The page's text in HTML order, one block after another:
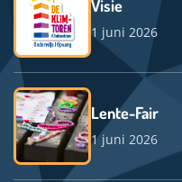
Visie
1 juni 2026
Lente-Fair
1 juni 2026